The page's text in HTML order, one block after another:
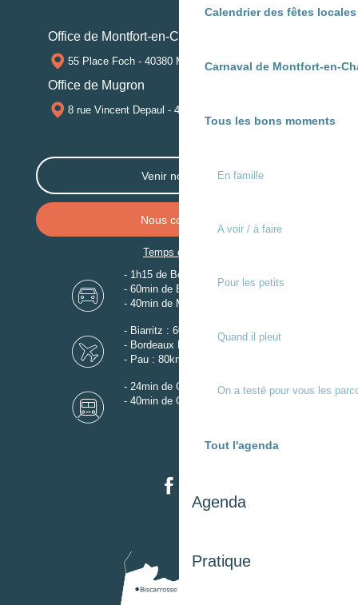
Calendrier des fêtes
Carnaval de Montfort-en-
Tous les bons moments
En famille
A voir / à faire
Pour les petits
Quand il pleut
On a testé pour vous les
Tout l'agenda
Agenda
Pratique
Office de Montfort-en-Chalosse
55 Place Foch - 40380 MONTFORT-EN-CHALOSSE
Office de Mugron
8 rue Vincent Depaul - 40250 MUGRON
Venir nous voir
Nous contacter
Temps de trajet
- 1h15 de Bordeaux
- 60min de Biarritz
- 40min de Mont-de-Marsan
- Biarritz : 60km
- Bordeaux Mérignac : 110km
- Pau : 80km
- 24min de Gare de Dax
- 40min de Gare de Mont-de-Marsan